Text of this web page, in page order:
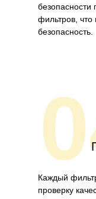
безопасности
фильтров, что
безопасность.
Каждый
проверку